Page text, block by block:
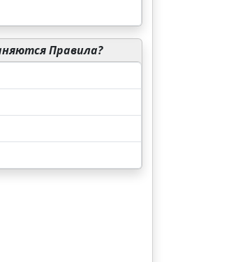
Правила?